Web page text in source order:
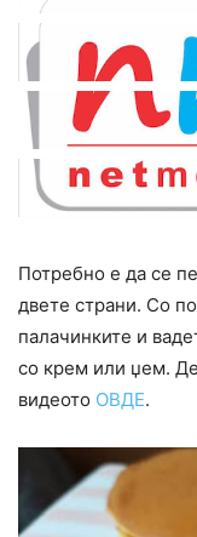
Потребно е да се
двете страни. Со
палачинките и
со крем или џем.
видеото ОВДЕ.